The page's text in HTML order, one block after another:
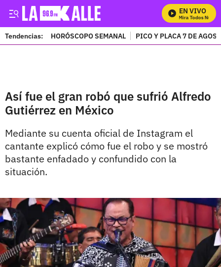
EN VIVO
Mira Todos
Tendencias: HORÓSCOPO SEMANAL PICO Y PLACA 7 DE
Así fue el gran robó que sufrió Alfredo
Gutiérrez en México
Mediante su cuenta oficial de Instagram el
cantante explicó cómo fue el robo y se mostró
bastante enfadado y confundido con la
situación.